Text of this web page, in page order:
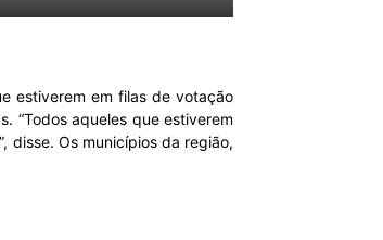
estiverem em filas de votação
“Todos aqueles que estiverem
disse. Os municípios da região,